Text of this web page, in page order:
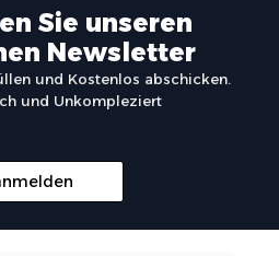
Sie unseren
Newsletter
und Kostenlos abschicken.
und Unkompleziert